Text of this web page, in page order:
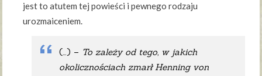
jest to atutem tej powieści i pewnego rodzaju
urozmaiceniem.
(…) – To zależy od tego, w jakich
okolicznościach zmarł Henning von